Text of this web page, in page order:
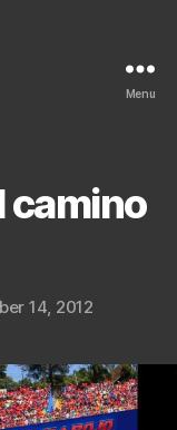
Menu
camino
14, 2012